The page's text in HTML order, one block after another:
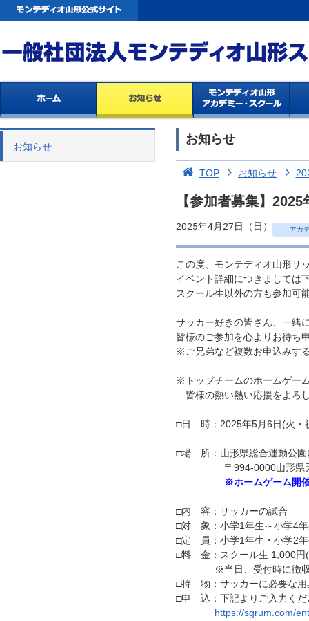
お知らせ
お知らせ
TOP お知らせ
【参加者募集】
2025年4月27日（日） アカ
この度、モンテディオ山形サ
イベント詳細につきましては
スクール生以外の方も参加可
サッカー好きの皆さん、一緒
皆様のご参加を心よりお待ち
※ご兄弟など複数お申込みす
※トップチームのホームゲー
皆様の熱い熱い応援をよろ
□日 時：2025年5月6日(火
□場 所：山形県総合運動公
〒994-0000山形県天
※ホームゲーム開催
□内 容：サッカーの試合
□対 象：小学1年生～小学4
□定 員：小学1年生・小学2
□料 金：スクール生 1,000
※当日、受付時に徴収
□持 物：サッカーに必要な用
□申 込：下記よりご入力く
https://sgrum.com/